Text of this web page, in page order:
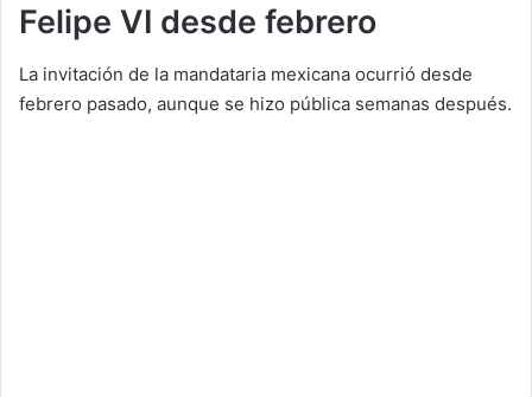
Felipe VI desde febrero
La invitación de la mandataria mexicana ocurrió desde
febrero pasado, aunque se hizo pública semanas después.